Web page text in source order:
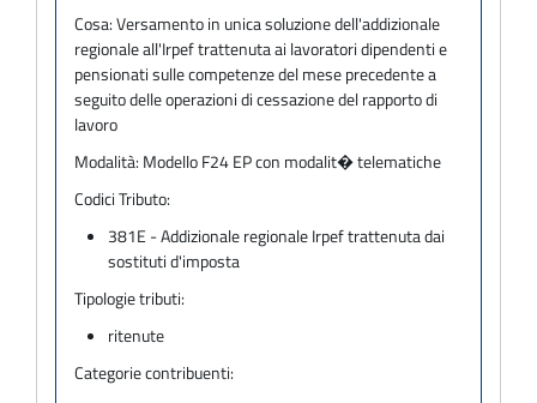
Cosa:Versamento in unica soluzione dell'addizionale
regionale all'Irpef trattenuta ai lavoratori dipendenti e
pensionati sulle competenze del mese precedente a
seguito delle operazioni di cessazione del rapporto di
lavoro
Modalità: Modello F24 EP con modalit� telematiche
Codici Tributo:
381E - Addizionale regionale Irpef trattenuta dai
sostituti d'imposta
Tipologie tributi:
ritenute
Categorie contribuenti: